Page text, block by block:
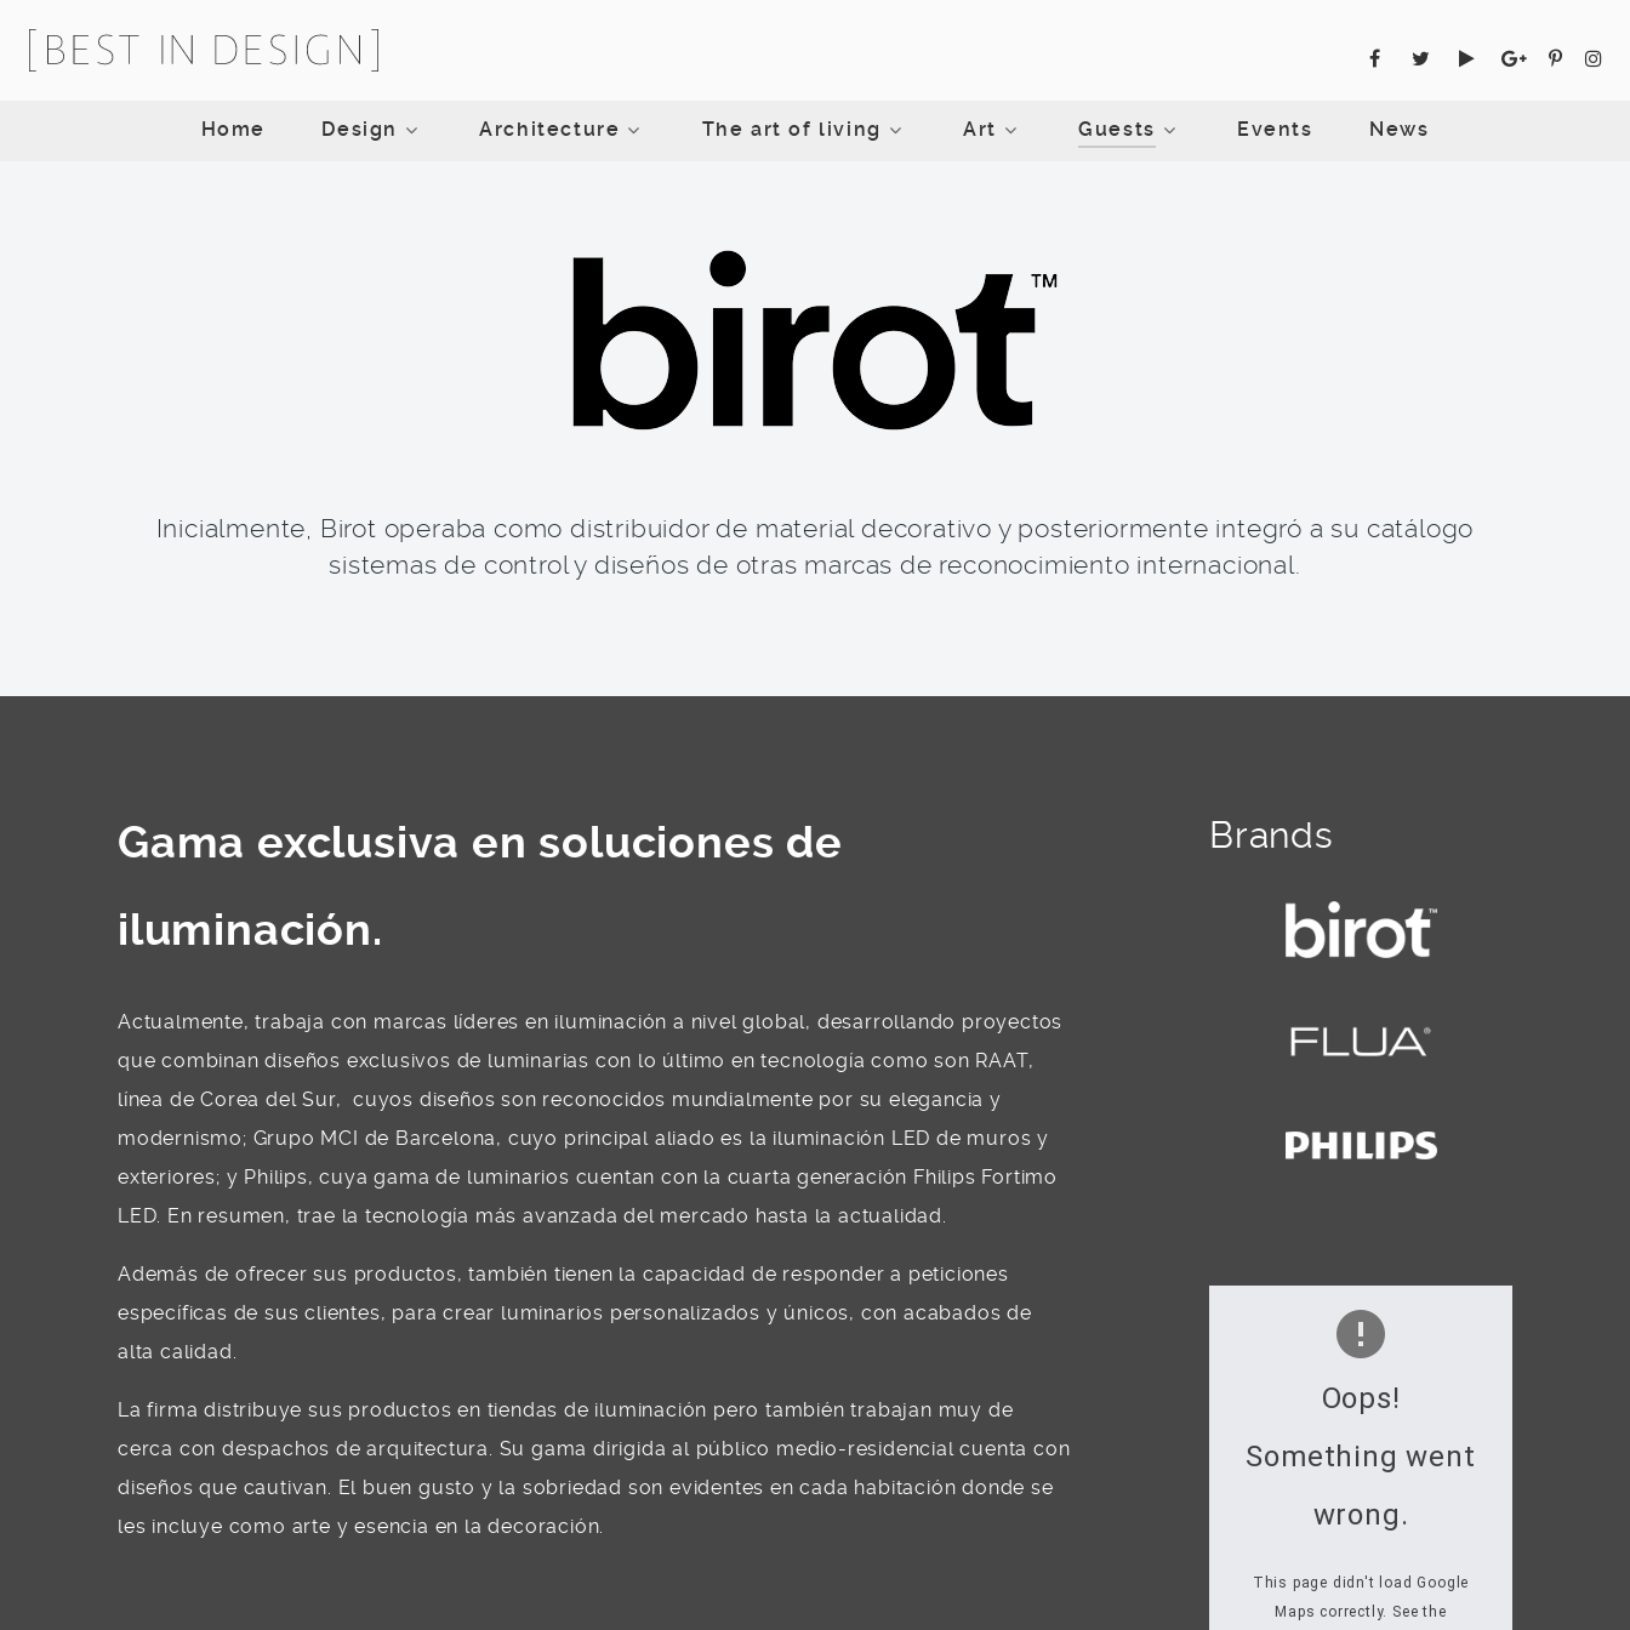
Home Design Architecture The art of living Art Guests Events News
Inicialmente, Birot operaba como distribuidor de material decorativo y posteriormente integró a su catálogo
sistemas de control y diseños de otras marcas de reconocimiento internacional.
Gama exclusiva en soluciones de
iluminación.
Actualmente, trabaja con marcas líderes en iluminación a nivel global, desarrollando proyectos
que combinan diseños exclusivos de luminarias con lo último en tecnología como son RAAT,
línea de Corea del Sur, cuyos diseños son reconocidos mundialmente por su elegancia y
modernismo; Grupo MCI de Barcelona, cuyo principal aliado es la iluminación LED de muros y
exteriores; y Philips, cuya gama de luminarios cuentan con la cuarta generación Fhilips Fortimo
LED. En resumen, trae la tecnología más avanzada del mercado hasta la actualidad.
Además de ofrecer sus productos, también tienen la capacidad de responder a peticiones
específicas de sus clientes, para crear luminarios personalizados y únicos, con acabados de
alta calidad.
La firma distribuye sus productos en tiendas de iluminación pero también trabajan muy de
cerca con despachos de arquitectura. Su gama dirigida al público medio-residencial cuenta con
diseños que cautivan. El buen gusto y la sobriedad son evidentes en cada habitación donde se
les incluye como arte y esencia en la decoración.
Brands
Oops!
Something went
wrong.
This page didn't load Google
Maps correctly. See the